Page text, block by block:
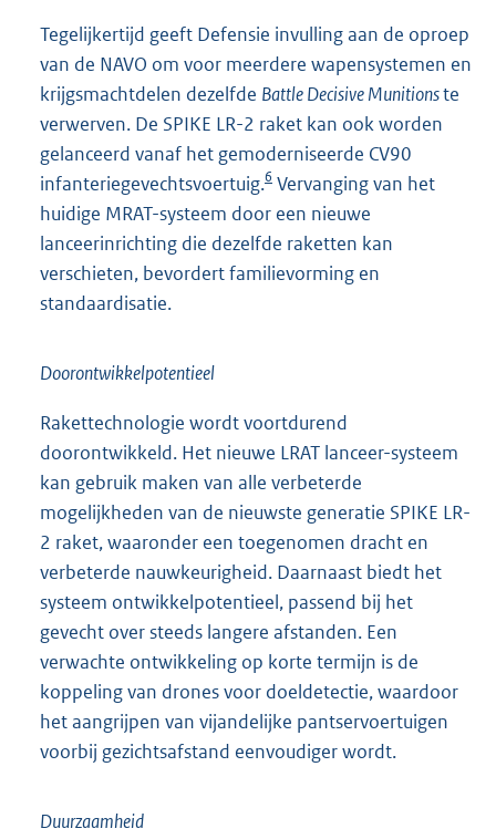
Tegelijkertijd geeft Defensie invulling aan de oproep
van de NAVO om voor meerdere wapensystemen en
krijgsmachtdelen dezelfde Battle Decisive Munitionste
verwerven. De SPIKE LR-2 raket kan ook worden
gelanceerd vanaf het gemoderniseerde CV90
infanteriegevechtsvoertuig.6 Vervanging van het
huidige MRAT-systeem door een nieuwe
lanceerinrichting die dezelfde raketten kan
verschieten, bevordert familievorming en
standaardisatie.
Doorontwikkelpotentieel
Rakettechnologie wordt voortdurend
doorontwikkeld. Het nieuwe LRAT lanceer-systeem
kan gebruik maken van alle verbeterde
mogelijkheden van de nieuwste generatie SPIKE LR-
2 raket, waaronder een toegenomen dracht en
verbeterde nauwkeurigheid. Daarnaast biedt het
systeem ontwikkelpotentieel, passend bij het
gevecht over steeds langere afstanden. Een
verwachte ontwikkeling op korte termijn is de
koppeling van drones voor doeldetectie, waardoor
het aangrijpen van vijandelijke pantservoertuigen
voorbij gezichtsafstand eenvoudiger wordt.
Duurzaamheid